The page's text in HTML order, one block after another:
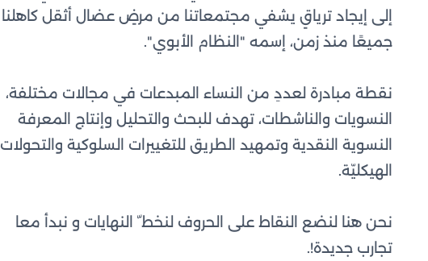
إلى إيجاد ترياقٍ يشفي مجتمعاتنا من مرضٍ عضال أثقل كاهلنا
جميعًا منذ زمن، إسمه "النظام الأبوي".
نقطة مبادرة لعددِ من النساء المبدعات في مجالات مختلفة،
النسويات والناشطات، تهدف للبحث والتحليل وإنتاج المعرفة
النسوية النقدية وتمهيد الطريق للتغييرات السلوكية والتحولات
الهيكليّة.
نحن هنا لنضع النقاط على الحروف لنخط ّ النهايات و نبدأ معا
تجارب جديدة!.